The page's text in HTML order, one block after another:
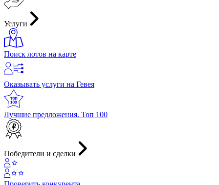
Услуги
Поиск лотов на карте
Оказывать услуги на Гевея
Лучшие предложения. Топ 100
Победители и сделки